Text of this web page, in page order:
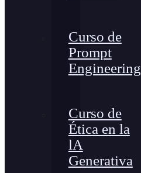
Curso de
Prompt
Engineering
Curso de
Ética en la
lA
Generativa